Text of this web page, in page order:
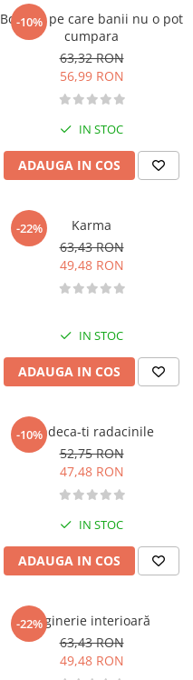
-10%
Bogatia pe care banii nu o pot
cumpara
63,32 RON
56,99 RON
IN STOC
ADAUGA IN COS
-22%
Karma
63,43 RON
49,48 RON
IN STOC
ADAUGA IN COS
-10%Vindeca-ti radacinile
52,75 RON
47,48 RON
IN STOC
ADAUGA IN COS
-22%Inginerie interioară
63,43 RON
49,48 RON